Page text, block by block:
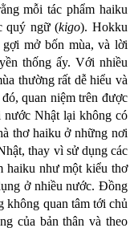
mỗi tác phẩm haiku
quý ngữ (kigo). Hokku
mở bốn mùa, và lời
thống ấy. Với nhiều
thường rất dễ hiểu và
quan niệm trên được
nước Nhật lại không có
thơ haiku ở những nơi
thay vì sử dụng các
haiku như một kiểu thơ
ở nhiều nước. Đồng
không quan tâm tới chủ
của bản thân và theo